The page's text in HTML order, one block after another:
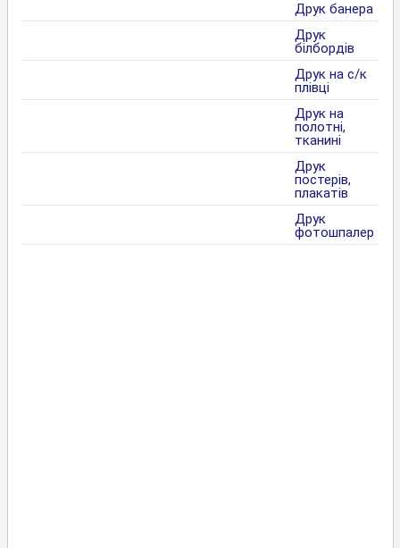
Друк банера
Друк
білбордів
Друк на с/к
плівці
Друк на
полотні,
тканині
Друк
постерів,
плакатів
Друк
фотошпалер